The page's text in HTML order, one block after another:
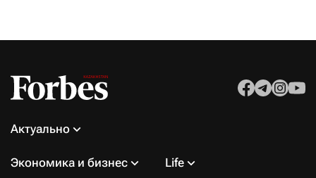
Актуально
Экономика и бизнес Life